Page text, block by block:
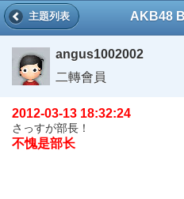
AKB48
主題列表
angus1002002
二轉會員
2012-03-13 18:32:24
さっすが部長！
不愧是部长